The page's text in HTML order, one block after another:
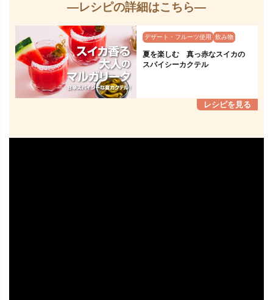
—レシピの詳細はこちら—
デザート・フルーツ使用 飲み物
夏を楽しむ 真っ赤なスイカの
スパイシーカクテル